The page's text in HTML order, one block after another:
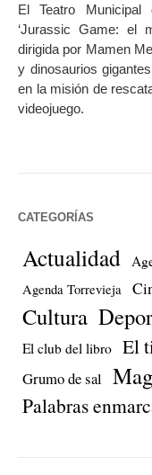
El Teatro Municipal
‘Jurassic Game: el
dirigida por Mamen
y dinosaurios
en la misión de
videojuego.
CATEGORÍAS
Actualidad
Agenda Torrevieja
Cultura
El club del libro El
Grumo de sal
Palabras